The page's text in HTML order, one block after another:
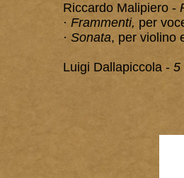
Riccardo Malipiero -
· Frammenti, per
· Sonata, per violino
Luigi Dallapiccola - 5